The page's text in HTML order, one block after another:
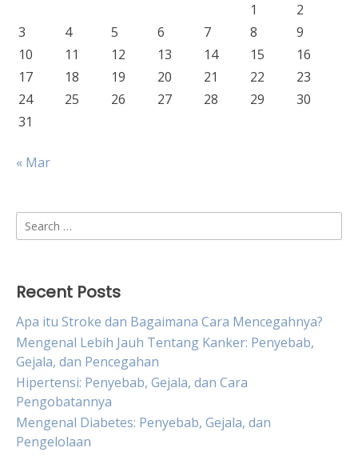
1
2
3
4 5 6 7 8
9
10
11 12 13 14 15
16
17
18 19 20 21 22
23
24
25 26 27 28 29
30
31
« Mar
Search
for:
Recent Posts
Apa itu Stroke dan Bagaimana Cara Mencegahnya?
Mengenal Lebih Jauh Tentang Kanker: Penyebab,
Gejala, dan Pencegahan
Hipertensi: Penyebab, Gejala, dan Cara
Pengobatannya
Mengenal Diabetes: Penyebab, Gejala, dan
Pengelolaan